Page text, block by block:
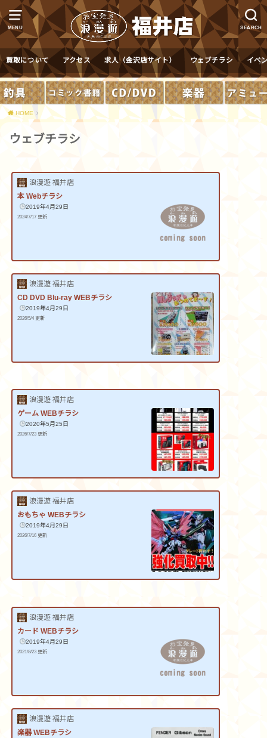
MENU SEARCH
買取について アクセス 求人（金沢店サイト） ウェブチラシ イベ
HOME
ウェブチラシ
浪漫遊 福井店
本 Webチラシ
2019年4月29日
2024/7/17 更新
浪漫遊 福井店
CD DVD Blu-ray WEBチラシ
2019年4月29日
2026/5/4 更新
浪漫遊 福井店
ゲーム WEBチラシ
2020年5月25日
2026/7/23 更新
浪漫遊 福井店
おもちゃ WEBチラシ
2019年4月29日
2026/7/16 更新
浪漫遊 福井店
カード WEBチラシ
2019年4月29日
2021/8/23 更新
浪漫遊 福井店
楽器 WEBチラシ